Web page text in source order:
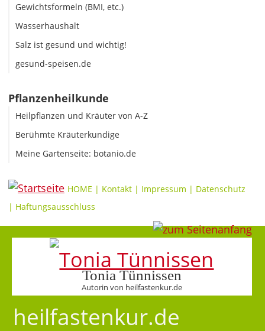
Gewichtsformeln (BMI, etc.)
Wasserhaushalt
Salz ist gesund und wichtig!
gesund-speisen.de
Pflanzenheilkunde
Heilpflanzen und Kräuter von A-Z
Berühmte Kräuterkundige
Meine Gartenseite: botanio.de
HOME | Kontakt | Impressum | Datenschutz
| Haftungsausschluss
Tonia Tünnissen
Autorin von heilfastenkur.de
heilfastenkur.de